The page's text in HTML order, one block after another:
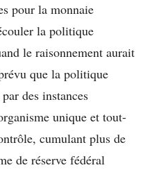
pour la monnaie
la politique
le raisonnement aurait
que la politique
des instances
unique et tout-
cumulant plus de
de réserve fédéral